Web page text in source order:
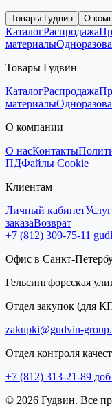
Товары Гудвин О
КаталогРаспродажа
материалы
Товары Гудвин
КаталогРаспродажа
материалы
О компании
О насКонтакты
ПДФайлы Cookie
Клиентам
Личный кабинет
заказаВозврат
+7 (812) 309-75-11
Офис в Санкт-
Гельсингфорсская
Отдел закупок (для
zakupki@gudvin-
Отдел контроля
+7 (812) 313-21-89
© 2026 Гудвин. Все